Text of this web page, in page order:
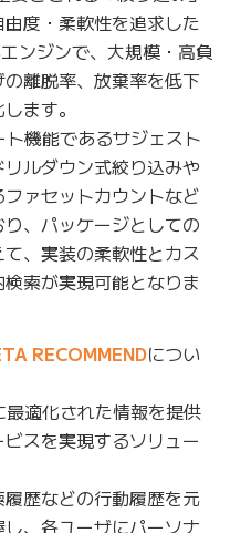
度・柔軟性を追求した
ンジンで、大規模・高負
離脱率、放棄率を低下
ます。
機能であるサジェスト
ルダウン式絞り込みや
ァセットカウントなど
、パッケージとしての
、実装の柔軟性とカス
索が実現可能となりま
RECOMMENDについ
適化された情報を提供
スを実現するソリュー
歴などの行動履歴を元
、各ユーザにパーソナ